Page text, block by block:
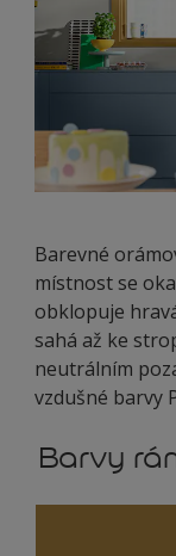
Barevné
místnost se
obklopuje
sahá až ke
neutrálním
vzdušné barvy
Barvy